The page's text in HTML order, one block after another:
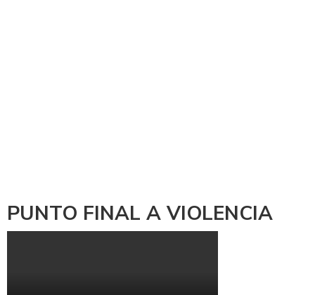
PUNTO FINAL A VIOLENCIA